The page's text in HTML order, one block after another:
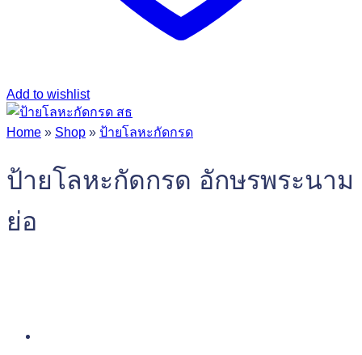
Add to wishlist
Home » Shop » ป้ายโลหะกัดกรด
ป้ายโลหะกัดกรด อักษรพระนาม
ย่อ